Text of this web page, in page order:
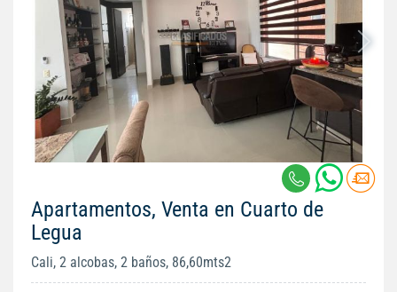
Apartamentos, Venta en Cuarto de
Legua
Cali, 2 alcobas, 2 baños, 86,60mts2